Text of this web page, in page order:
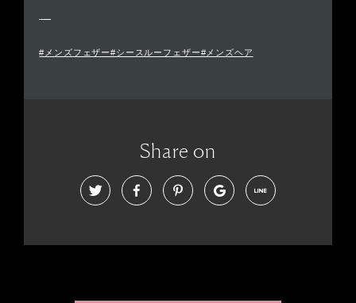
#メンズフェザー#シースルーフェザー#メンズヘア
Share on